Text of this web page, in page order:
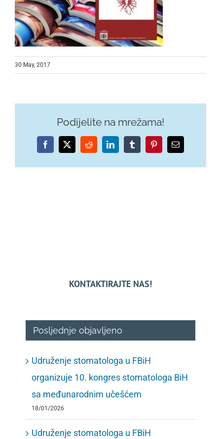
30 May, 2017
Podijelite na mrežama!
Facebook
X RedditLinkedInTumblrPinterestEmail
KONTAKTIRAJTE NAS!
Posljednje objavljeno
Udruženje stomatologa u FBiH
organizuje 10. kongres stomatologa BiH
sa međunarodnim učešćem
18/01/2026
Udruženje stomatologa u FBiH